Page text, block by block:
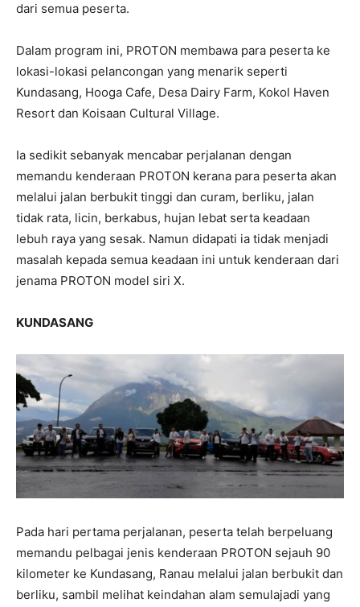
dari semua peserta.
Dalam program ini, PROTON membawa para peserta ke
lokasi-lokasi pelancongan yang menarik seperti
Kundasang, Hooga Cafe, Desa Dairy Farm, Kokol Haven
Resort dan Koisaan Cultural Village.
Ia sedikit sebanyak mencabar perjalanan dengan
memandu kenderaan PROTON kerana para peserta akan
melalui jalan berbukit tinggi dan curam, berliku, jalan
tidak rata, licin, berkabus, hujan lebat serta keadaan
lebuh raya yang sesak. Namun didapati ia tidak menjadi
masalah kepada semua keadaan ini untuk kenderaan dari
jenama PROTON model siri X.
KUNDASANG
Pada hari pertama perjalanan, peserta telah berpeluang
memandu pelbagai jenis kenderaan PROTON sejauh 90
kilometer ke Kundasang, Ranau melalui jalan berbukit dan
berliku, sambil melihat keindahan alam semulajadi yang